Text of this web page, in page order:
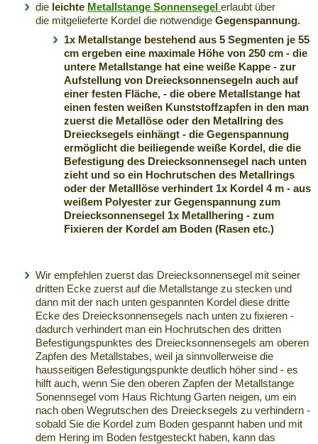
die leichte Metallstange Sonnensegel erlaubt über
die mitgelieferte Kordel die notwendige Gegenspannung.
1x Metallstange bestehend aus 5 Segmenten je 55
cm ergeben eine maximale Höhe von 250 cm - die
untere Metallstange hat eine weiße Kappe - zur
Aufstellung von Dreiecksonnensegeln auch auf
einer festen Fläche, - die obere Metallstange hat
einen festen weißen Kunststoffzapfen in den man
zuerst die Metallöse oder den Metallring des
Dreiecksegels einhängt - die Gegenspannung
ermöglicht die beiliegende weiße Kordel, die die
Befestigung des Dreiecksonnensegel nach unten
zieht und so ein Hochrutschen des Metallrings
oder der Metalllöse verhindert 1x Kordel 4 m - aus
weißem Polyester zur Gegenspannung zum
Dreiecksonnensegel 1x Metallhering - zum
Fixieren der Kordel am Boden (Rasen etc.)
Wir empfehlen zuerst das Dreiecksonnensegel mit seiner
dritten Ecke zuerst auf die Metallstange zu stecken und
dann mit der nach unten gespannten Kordel diese dritte
Ecke des Dreiecksonnensegels nach unten zu fixieren -
dadurch verhindert man ein Hochrutschen des dritten
Befestigungspunktes des Dreiecksonnensegels am oberen
Zapfen des Metallstabes, weil ja sinnvollerweise die
hausseitigen Befestigungspunkte deutlich höher sind - es
hilft auch, wenn Sie den oberen Zapfen der Metallstange
Sonennsegel vom Haus Richtung Garten neigen, um ein
nach oben Wegrutschen des Dreiecksegels zu verhindern -
sobald Sie die Kordel zum Boden gespannt haben und mit
dem Hering im Boden festgesteckt haben, kann das